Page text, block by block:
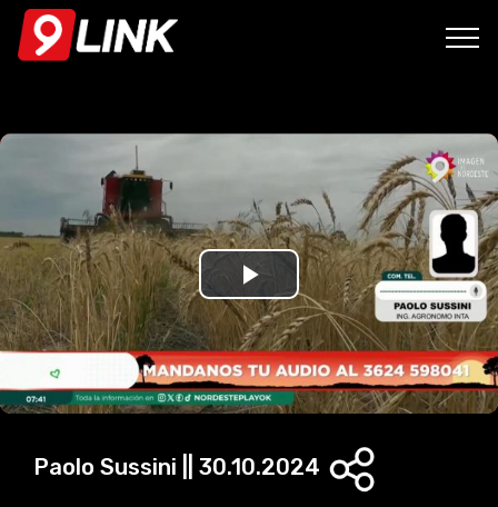
P
l
a
Paolo Sussini || 30.10.2024